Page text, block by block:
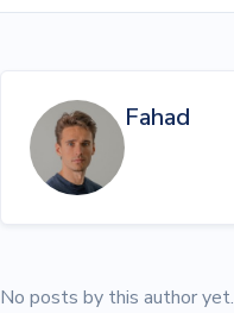
Fahad
No posts by this author yet.